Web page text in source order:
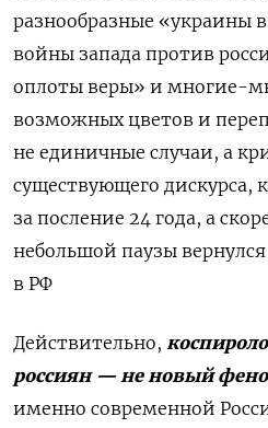
разнообразные «украины
войны запада против
оплоты веры» и многие-
возможных цветов и
не единичные случаи, а
существующего дискурса,
за посление 24 года, а
небольшой паузы вернулся
в РФ
Действительно,
россиян — не новый
именно современной